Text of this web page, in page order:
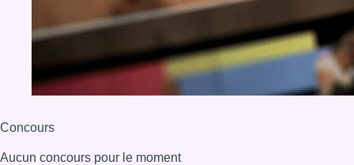
Concours
Aucun concours pour le moment